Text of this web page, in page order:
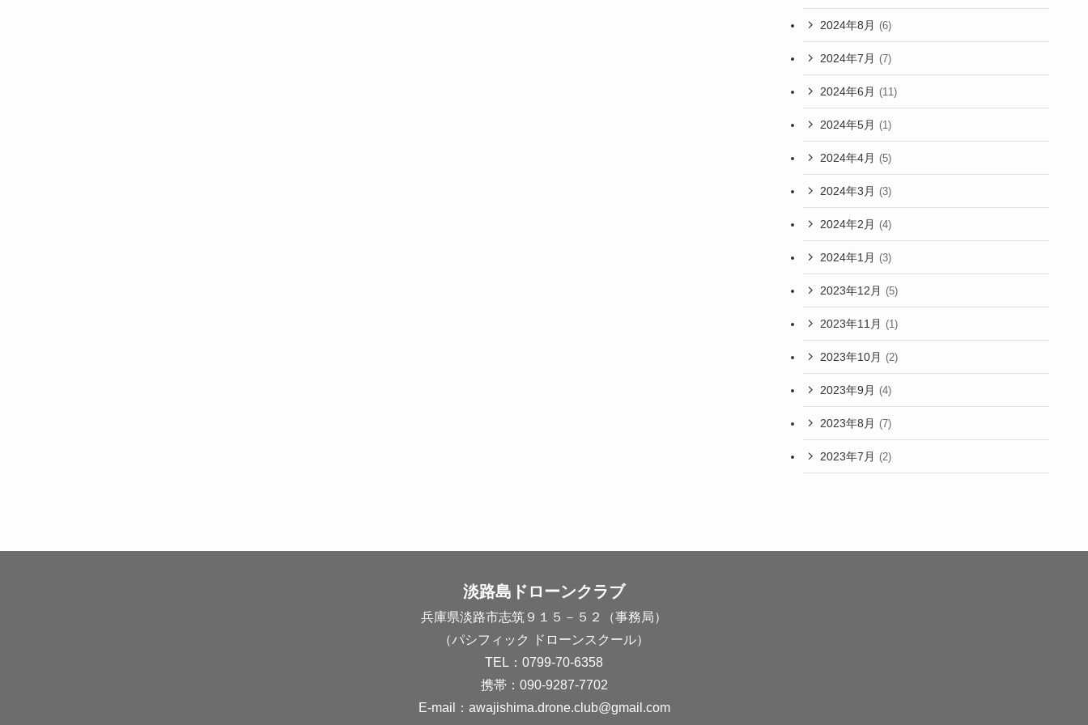
2024年8月 (6)
2024年7月 (7)
2024年6月 (11)
2024年5月 (1)
2024年4月 (5)
2024年3月 (3)
2024年2月 (4)
2024年1月 (3)
2023年12月 (5)
2023年11月 (1)
2023年10月 (2)
2023年9月 (4)
2023年8月 (7)
2023年7月 (2)
淡路島ドローンクラブ
兵庫県淡路市志筑９１５－５２（事務局）
（パシフィック ドローンスクール）
TEL：0799-70-6358
携帯：090-9287-7702
E-mail： awajishima.drone.club@gmail.com